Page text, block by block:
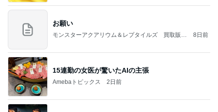
15連勤の女医が驚いたAIの主張
Amebaトピックス 2日前
好きな男には愛されない女の魂の秘密
クノタチホオフィシャルブログ「恋学・性学研究